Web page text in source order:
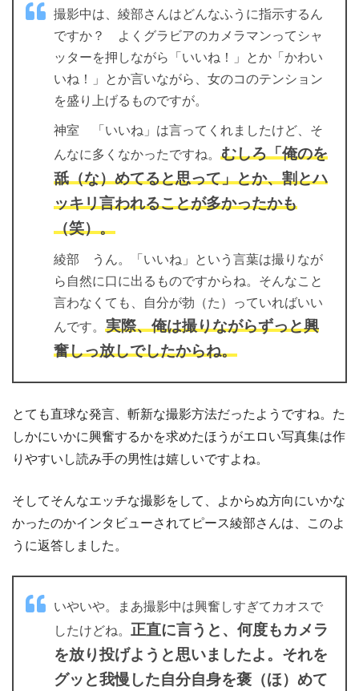
撮影中は、綾部さんはどんなふうに指示するん
ですか？ よくグラビアのカメラマンってシャ
ッターを押しながら「いいね！」とか「かわい
いね！」とか言いながら、女のコのテンション
を盛り上げるものですが。
神室 「いいね」は言ってくれましたけど、そ
んなに多くなかったですね。 むしろ「俺のを
舐（な）めてると思って」とか、割とハ
ッキリ言われることが多かったかも
（笑）。
綾部 うん。「いいね」という言葉は撮りなが
ら自然に口に出るものですからね。そんなこと
言わなくても、自分が勃（た）っていればいい
んです。 実際、俺は撮りながらずっと興
奮しっ放しでしたからね。
とても直球な発言、斬新な撮影方法だったようですね。た
しかにいかに興奮するかを求めたほうがエロい写真集は作
りやすいし読み手の男性は嬉しいですよね。
そしてそんなエッチな撮影をして、よからぬ方向にいかな
かったのかインタビューされてピース綾部さんは、このよ
うに返答しました。
いやいや。まあ撮影中は興奮しすぎてカオスで
したけどね。 正直に言うと、何度もカメラ
を放り投げようと思いましたよ。それを
グッと我慢した自分自身を褒（ほ）めて